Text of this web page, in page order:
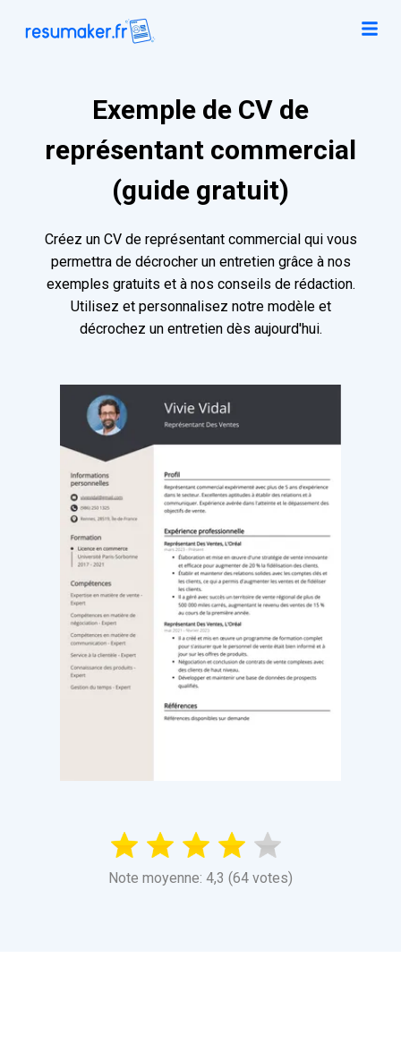
Exemple de CV de
représentant commercial
(guide gratuit)
Créez un CV de représentant commercial qui vous
permettra de décrocher un entretien grâce à nos
exemples gratuits et à nos conseils de rédaction.
Utilisez et personnalisez notre modèle et
décrochez un entretien dès aujourd'hui.
Note moyenne: 4,3 (64 votes)